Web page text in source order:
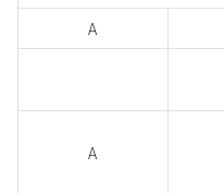
A
A